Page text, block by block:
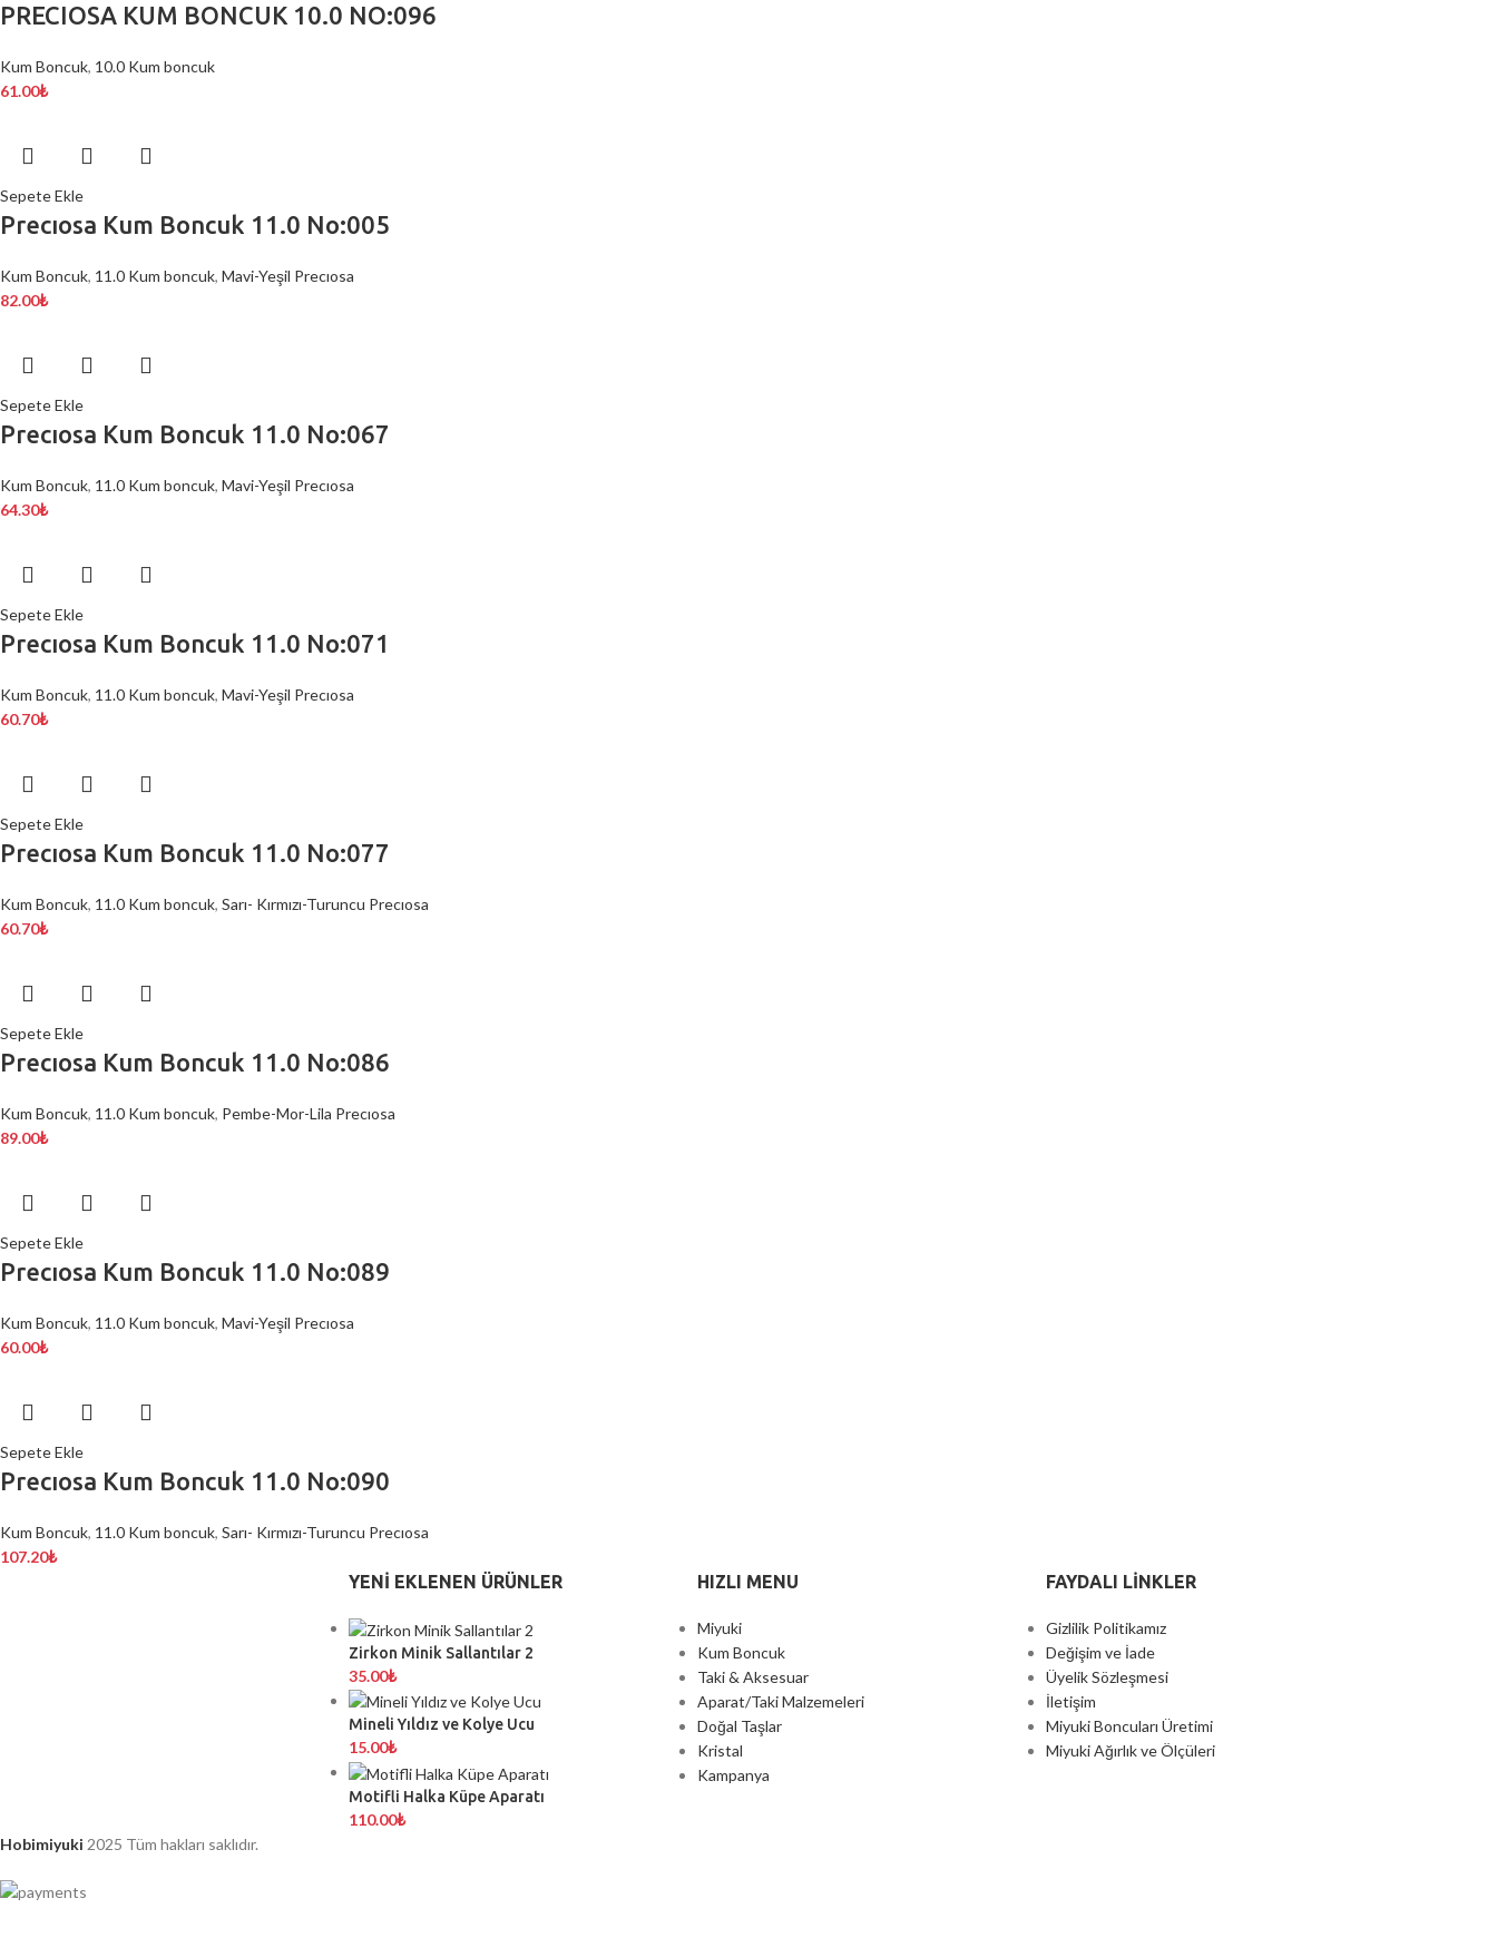
PRECIOSA KUM BONCUK 10.0 NO:096
Kum Boncuk, 10.0 Kum boncuk
61.00₺
Sepete Ekle
Precıosa Kum Boncuk 11.0 No:005
Kum Boncuk, 11.0 Kum boncuk, Mavi-Yeşil Precıosa
82.00₺
Sepete Ekle
Precıosa Kum Boncuk 11.0 No:067
Kum Boncuk, 11.0 Kum boncuk, Mavi-Yeşil Precıosa
64.30₺
Sepete Ekle
Precıosa Kum Boncuk 11.0 No:071
Kum Boncuk, 11.0 Kum boncuk, Mavi-Yeşil Precıosa
60.70₺
Sepete Ekle
Precıosa Kum Boncuk 11.0 No:077
Kum Boncuk, 11.0 Kum boncuk, Sarı- Kırmızı-Turuncu Precıosa
60.70₺
Sepete Ekle
Precıosa Kum Boncuk 11.0 No:086
Kum Boncuk, 11.0 Kum boncuk, Pembe-Mor-Lila Precıosa
89.00₺
Sepete Ekle
Precıosa Kum Boncuk 11.0 No:089
Kum Boncuk, 11.0 Kum boncuk, Mavi-Yeşil Precıosa
60.00₺
Sepete Ekle
Precıosa Kum Boncuk 11.0 No:090
Kum Boncuk, 11.0 Kum boncuk, Sarı- Kırmızı-Turuncu Precıosa
107.20₺
YENI EKLENEN ÜRÜNLER
Zirkon Minik Sallantılar 2
35.00₺
Mineli Yıldız ve Kolye Ucu
15.00₺
Motifli Halka Küpe Aparatı
110.00₺
HIZLI MENU
Miyuki
Kum Boncuk
Taki & Aksesuar
Aparat/Taki Malzemeleri
Doğal Taşlar
Kristal
Kampanya
FAYDALI LİNKLER
Gizlilik Politikamız
Değişim ve İade
Üyelik Sözleşmesi
İletişim
Miyuki Boncuları Üretimi
Miyuki Ağırlık ve Ölçüleri
Hobimiyuki 2025 Tüm hakları saklıdır.